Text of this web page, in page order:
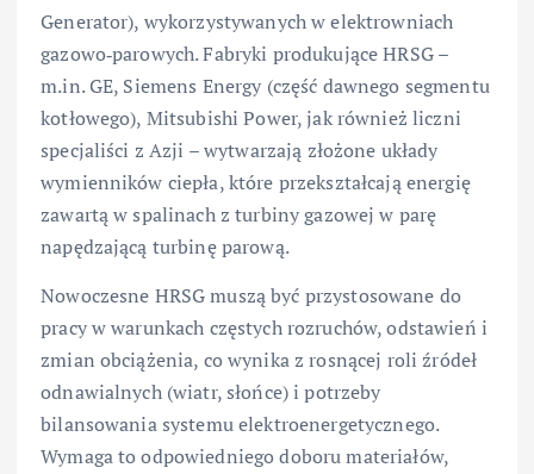
Generator), wykorzystywanych w elektrowniach
gazowo‑parowych. Fabryki produkujące HRSG –
m.in. GE, Siemens Energy (część dawnego segmentu
kotłowego), Mitsubishi Power, jak również liczni
specjaliści z Azji – wytwarzają złożone układy
wymienników ciepła, które przekształcają energię
zawartą w spalinach z turbiny gazowej w parę
napędzającą turbinę parową.
Nowoczesne HRSG muszą być przystosowane do
pracy w warunkach częstych rozruchów, odstawień i
zmian obciążenia, co wynika z rosnącej roli źródeł
odnawialnych (wiatr, słońce) i potrzeby
bilansowania systemu elektroenergetycznego.
Wymaga to odpowiedniego doboru materiałów,